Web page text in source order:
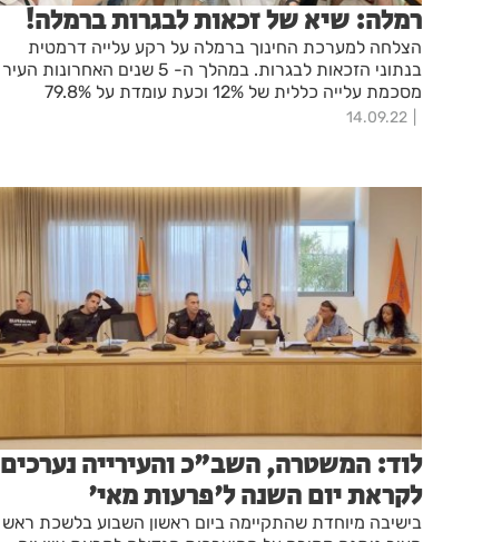
רמלה: שיא של זכאות לבגרות ברמלה!
הצלחה למערכת החינוך ברמלה על רקע עלייה דרמטית
בנתוני הזכאות לבגרות. במהלך ה- 5 שנים האחרונות העיר
מסכמת עלייה כללית של 12% וכעת עומדת על 79.8%
בזכאות לבגרות.
14.09.22
לוד: המשטרה, השב"כ והעירייה נערכים
לקראת יום השנה ל'פרעות מאי'
בישיבה מיוחדת שהתקיימה ביום ראשון השבוע בלשכת ראש